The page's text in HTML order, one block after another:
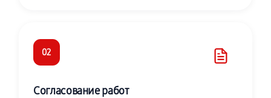
02
Согласование работ